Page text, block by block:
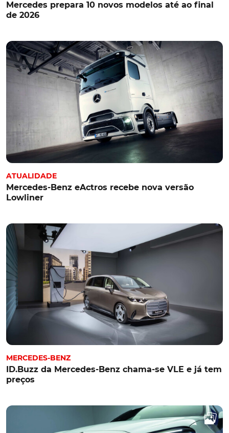
Mercedes prepara 10 novos modelos até ao final
de 2026
ATUALIDADE
Mercedes-Benz eActros recebe nova versão
Lowliner
MERCEDES-BENZ
ID.Buzz da Mercedes-Benz chama-se VLE e já tem
preços